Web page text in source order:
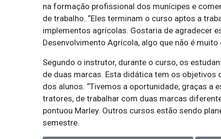
na formação profissional dos munícipes e
de trabalho. “Eles terminam o curso aptos a
implementos agrícolas. Gostaria de agradecer
Desenvolvimento Agrícola, algo que não é muito
Segundo o instrutor, durante o curso, os
de duas marcas. Esta didática tem os objetivos
dos alunos. “Tivemos a oportunidade, graças a
tratores, de trabalhar com duas marcas
pontuou Marley. Outros cursos estão sendo
semestre.